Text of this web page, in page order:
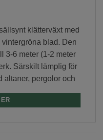
klätterväxt med
blad. Den
3-6 meter (1-2 meter
Särskilt lämplig för
altaner, pergolor och
växt.